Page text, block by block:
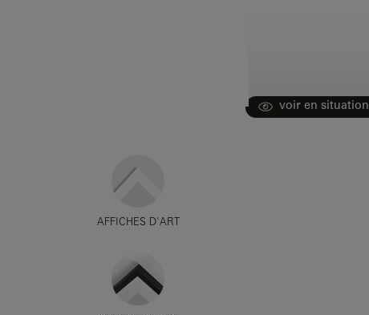
voir en situation
AFFICHES D'ART